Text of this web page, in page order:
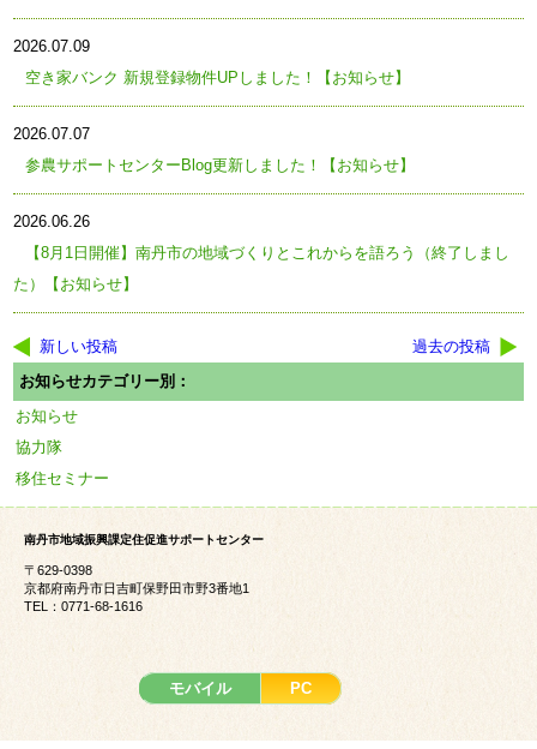
2026.07.09
空き家バンク 新規登録物件UPしました！【お知らせ】
2026.07.07
参農サポートセンターBlog更新しました！【お知らせ】
2026.06.26
【8月1日開催】南丹市の地域づくりとこれからを語ろう（終了しまし
た）【お知らせ】
過去の投稿
新しい投稿
お知らせカテゴリー別：
お知らせ
協力隊
移住セミナー
南丹市地域振興課定住促進サポートセンター
〒629-0398
京都府南丹市日吉町保野田市野3番地1
TEL：0771-68-1616
モバイル PC